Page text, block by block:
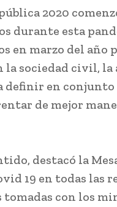
2020
durante esta
en marzo del año
la sociedad civil, la
en conjunto
de mejor
destacó la
19 en todas las
tomadas con los